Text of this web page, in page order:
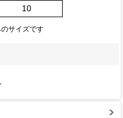
10
サイズです